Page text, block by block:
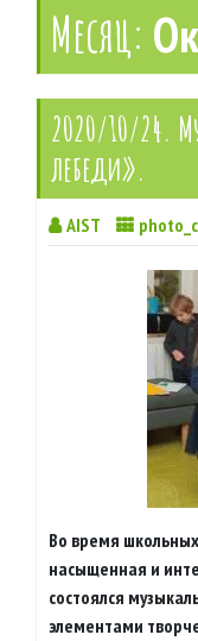
Месяц:
2020/10/24.
лебеди».
AIST
Во время
насыщенная и
состоялся
элементами